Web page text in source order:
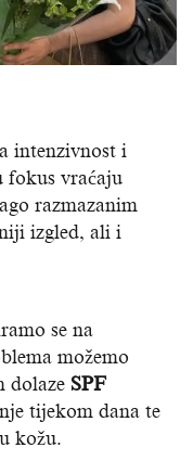
intenzivnost i
fokus vraćaju
razmazanim
izgled, ali i
se na
možemo
dolaze SPF
tijekom dana te
kožu.